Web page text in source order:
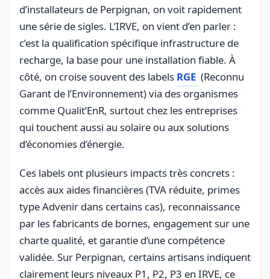
d’installateurs de Perpignan, on voit rapidement
une série de sigles. L’IRVE, on vient d’en parler :
c’est la qualification spécifique infrastructure de
recharge, la base pour une installation fiable. À
côté, on croise souvent des labels RGE (Reconnu
Garant de l’Environnement) via des organismes
comme Qualit’EnR, surtout chez les entreprises
qui touchent aussi au solaire ou aux solutions
d’économies d’énergie.
Ces labels ont plusieurs impacts très concrets :
accès aux aides financières (TVA réduite, primes
type Advenir dans certains cas), reconnaissance
par les fabricants de bornes, engagement sur une
charte qualité, et garantie d’une compétence
validée. Sur Perpignan, certains artisans indiquent
clairement leurs niveaux P1, P2, P3 en IRVE, ce